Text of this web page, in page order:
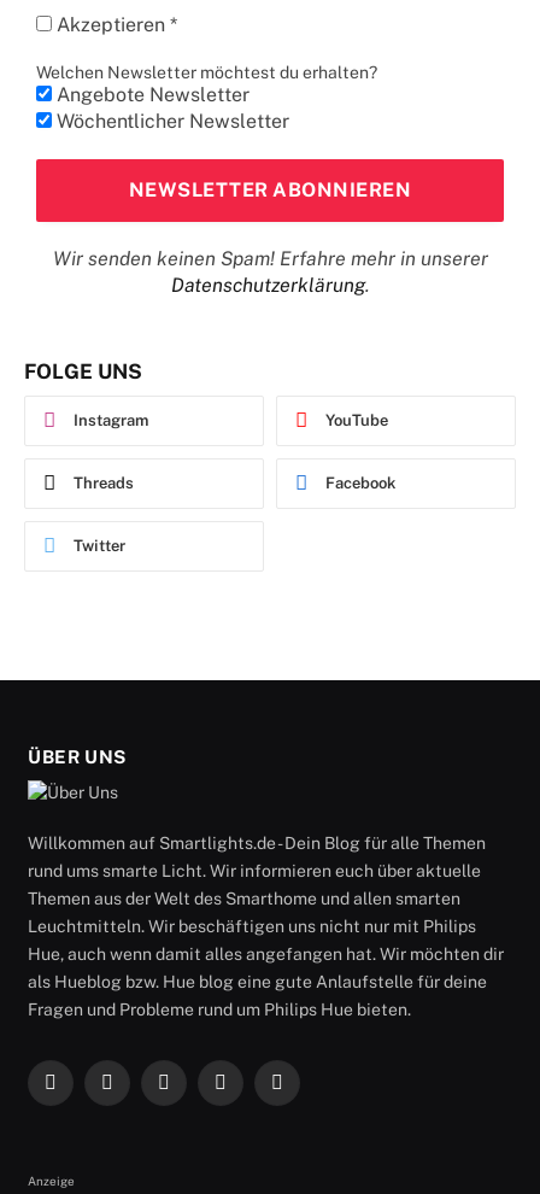
Akzeptieren *
Welchen Newsletter möchtest du erhalten?
Angebote Newsletter
Wöchentlicher Newsletter
Wir senden keinen Spam! Erfahre mehr in unserer
Datenschutzerklärung.
FOLGE UNS
Instagram YouTube
Threads Facebook
Twitter
ÜBER UNS
Willkommen auf Smartlights.de - Dein Blog für alle Themen
rund ums smarte Licht. Wir informieren euch über aktuelle
Themen aus der Welt des Smarthome und allen smarten
Leuchtmitteln. Wir beschäftigen uns nicht nur mit Philips
Hue, auch wenn damit alles angefangen hat. Wir möchten dir
als Hueblog bzw. Hue blog eine gute Anlaufstelle für deine
Fragen und Probleme rund um Philips Hue bieten.
Facebook
X
Instagram
RSS YouTube
Anzeige